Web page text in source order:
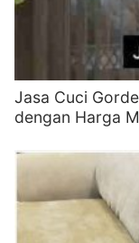
Jasa Cuci
dengan Harga